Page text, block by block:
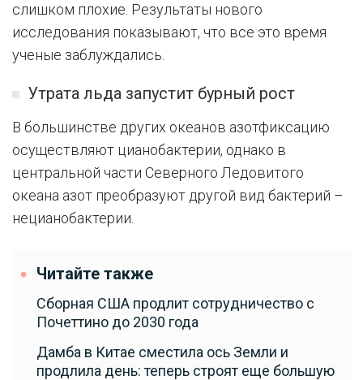
слишком плохие. Результаты нового
исследования показывают, что все это время
ученые заблуждались.
Утрата льда запустит бурный рост
В большинстве других океанов азотфиксацию
осуществляют цианобактерии, однако в
центральной части Северного Ледовитого
океана азот преобразуют другой вид бактерий –
нецианобактерии.
Читайте также
Сборная США продлит сотрудничество с
Почеттино до 2030 года
Дамба в Китае сместила ось Земли и
продлила день: теперь строят еще большую